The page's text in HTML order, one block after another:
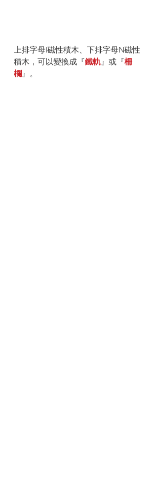
上排字母I磁性積木、下排字母N磁性
積木，可以變換成『鐵軌』或『柵
欄』。